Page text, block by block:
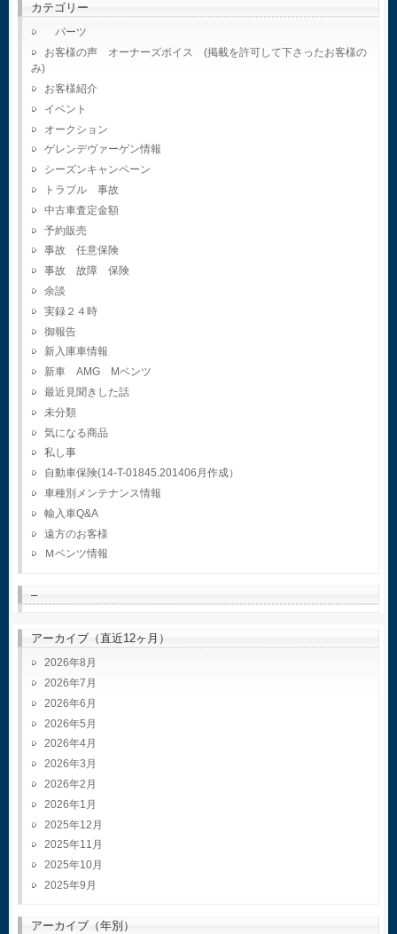
カテゴリー
パーツ
お客様の声 オーナーズボイス (掲載を許可して下さったお客様の
み)
お客様紹介
イベント
オークション
ゲレンデヴァーゲン情報
シーズンキャンペーン
トラブル 事故
中古車査定金額
予約販売
事故 任意保険
事故 故障 保険
余談
実録２４時
御報告
新入庫車情報
新車 AMG Mベンツ
最近見聞きした話
未分類
気になる商品
私し事
自動車保険(14-T-01845.201406月作成）
車種別メンテナンス情報
輸入車Q&A
遠方のお客様
Ｍベンツ情報
–
アーカイブ（直近12ヶ月）
2026年8月
2026年7月
2026年6月
2026年5月
2026年4月
2026年3月
2026年2月
2026年1月
2025年12月
2025年11月
2025年10月
2025年9月
アーカイブ（年別）